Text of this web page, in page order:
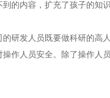
的内容，扩充了孩子的知识
发人员既要做科研的高
作人员安全。除了操作人